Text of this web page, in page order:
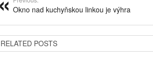
Okno nad kuchyňskou linkou je výhra
RELATED POSTS